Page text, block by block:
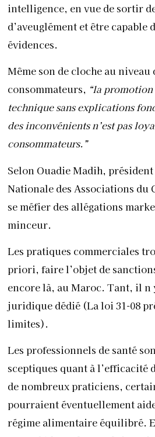
intelligence, en vue de sortir
d’aveuglément et être capable
évidences.
Même son de cloche au niveau
consommateurs, “la
technique sans explications
des inconvénients n’est pas
consommateurs.”
Selon Ouadie Madih,
Nationale des Associations du
se méfier des allégations
minceur.
Les pratiques commerciales
priori, faire l’objet de
encore là, au Maroc. Tant, il n
juridique dédié (La loi 31-08
limites).
Les professionnels de santé
sceptiques quant à l’efficacité
de nombreux praticiens,
pourraient éventuellement
régime alimentaire équilibré.